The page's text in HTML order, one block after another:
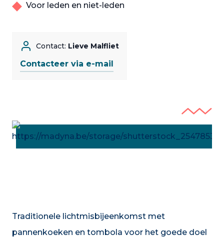
Voor leden en niet-leden
Contact: Lieve Malfliet
Contacteer via e-mail
Traditionele lichtmisbijeenkomst met
pannenkoeken en tombola voor het goede doel